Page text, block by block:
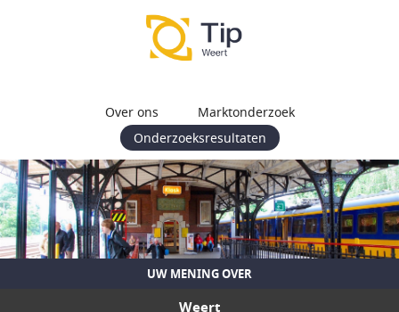
Over ons
Marktonderzoek
Onderzoeksresultaten
UW MENING OVER
Weert